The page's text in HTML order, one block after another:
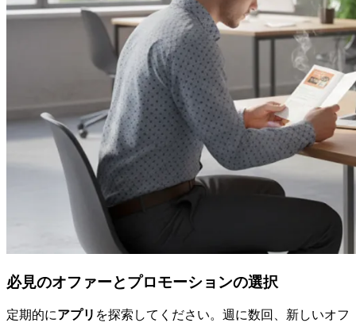
必見のオファーとプロモーションの選択
定期的にアプリ を探索してください。週に数回、新しいオフ